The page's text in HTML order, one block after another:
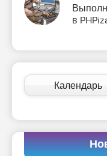
в
Календарь